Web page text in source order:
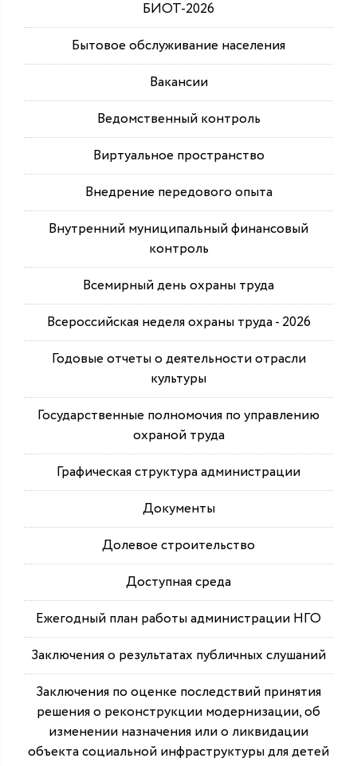
БИОТ-2026
Бытовое обслуживание населения
Вакансии
Ведомственный контроль
Виртуальное пространство
Внедрение передового опыта
Внутренний муниципальный финансовый
контроль
Всемирный день охраны труда
Всероссийская неделя охраны труда - 2026
Годовые отчеты о деятельности отрасли
культуры
Государственные полномочия по управлению
охраной труда
Графическая структура администрации
Документы
Долевое строительство
Доступная среда
Ежегодный план работы администрации НГО
Заключения о результатах публичных слушаний
Заключения по оценке последствий принятия
решения о реконструкции модернизации, об
изменении назначения или о ликвидации
объекта социальной инфраструктуры для детей